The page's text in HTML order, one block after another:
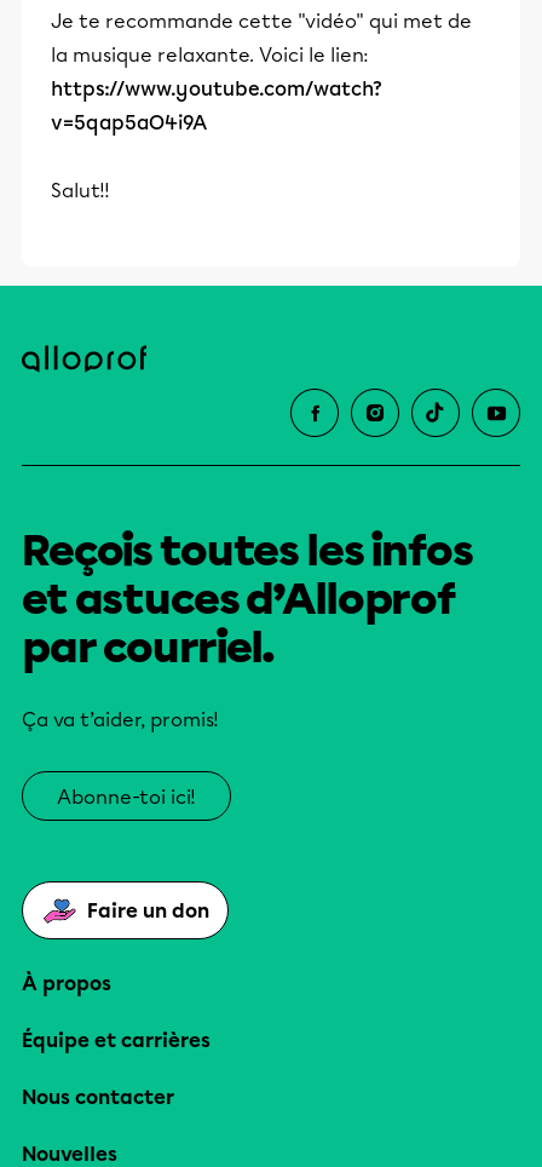
Je te recommande cette "vidéo" qui met de
la musique relaxante. Voici le lien:
https://www.youtube.com/watch?
v=5qap5aO4i9A
Salut!!
Reçois toutes les infos
et astuces d’Alloprof
par courriel.
Ça va t’aider, promis!
Abonne-toi ici!
Faire un don
À propos
Équipe et carrières
Nous contacter
Nouvelles